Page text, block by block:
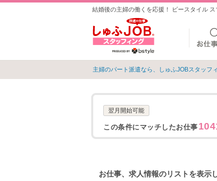
結婚後の主婦の働くを応援！ ビースタイル
主婦のパート派遣なら、しゅふJOBスタッフ
翌月開始可能
この条件にマッチしたお仕事
お仕事、求人情報のリストを表示